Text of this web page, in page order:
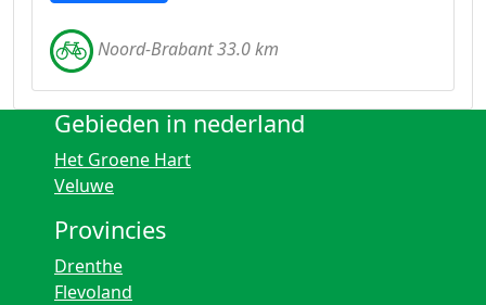
Noord-Brabant 33.0 km
Gebieden in nederland
Het Groene Hart
Veluwe
Provincies
Drenthe
Flevoland